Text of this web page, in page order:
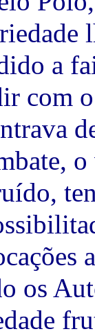
a
com
os